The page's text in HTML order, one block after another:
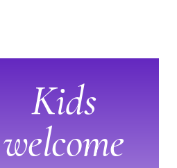
Kids
welcome